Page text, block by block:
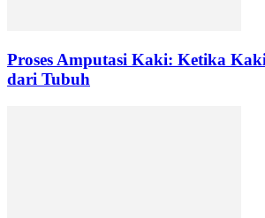
Proses Amputasi Kaki: Ketika
dari Tubuh